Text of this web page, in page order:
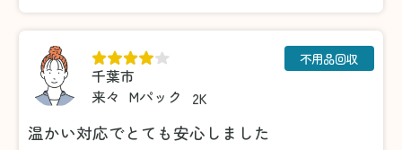
千葉市
来々 Mパック 2K
不用品回収
温かい対応でとても安心しました